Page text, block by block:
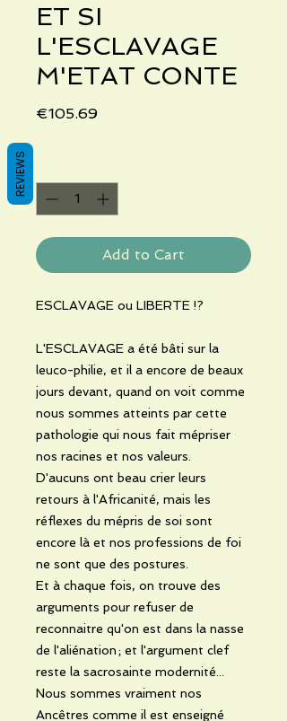
ET SI
L'ESCLAVAGE
M'ETAT CONTE
€105.69Price
Add to Cart
ESCLAVAGE ou LIBERTE !?
L'ESCLAVAGE a été bâti sur la
leuco-philie, et il a encore de beaux
jours devant, quand on voit comme
nous sommes atteints par cette
pathologie qui nous fait mépriser
nos racines et nos valeurs.
D'aucuns ont beau crier leurs
retours à l'Africanité, mais les
réflexes du mépris de soi sont
encore là et nos professions de foi
ne sont que des postures.
Et à chaque fois, on trouve des
arguments pour refuser de
reconnaitre qu'on est dans la nasse
de l'aliénation ; et l'argument clef
reste la sacrosainte modernité...
Nous sommes vraiment nos
Ancêtres comme il est enseigné
REVIEWS